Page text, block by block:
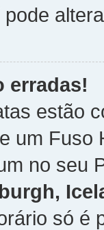
pode
erradas!
estão
um Fuso
no seu
só é